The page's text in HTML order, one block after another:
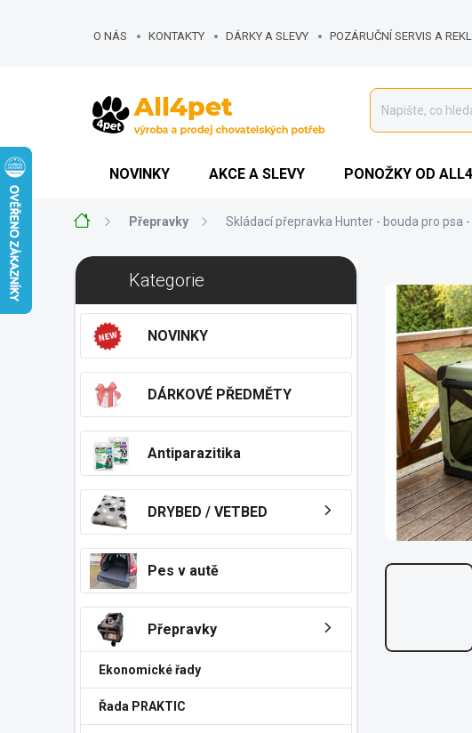
O NÁS KONTAKTY DÁRKY A SLEVY POZÁRUČNÍ SERVIS A
NOVINKY AKCE A SLEVY PONOŽKY OD
Domů Přepravky Skládací přepravka Hunter - bouda pro psa
P
s
Přeskočit
kategorieKategorie
NOVINKY
DÁRKOVÉ PŘEDMĚTY
Antiparazitika
DRYBED / VETBED
Pes v autě
Přepravky
Ekonomické řady
Řada PRAKTIC